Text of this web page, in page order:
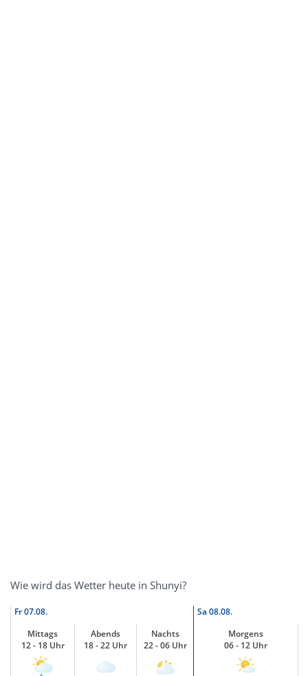
Wie wird das Wetter heute in Shunyi?
Fr07.08. Sa 08.08.
Mittags
12 - 18 Uhr
Abends
18 - 22 Uhr
Nachts
22 - 06 Uhr
Morgens
06 - 12 Uhr